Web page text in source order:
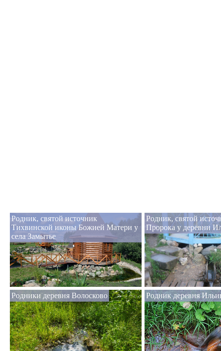
Родник, святой источник
Тихвинской иконы Божией Матери у
села Замытье
Родник, святой
Пророка у деревни
Родники деревня Волосково Родник деревня